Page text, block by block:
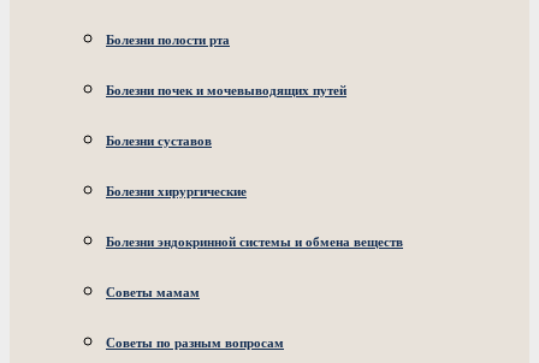
Болезни полости рта
Болезни почек и мочевыводящих путей
Болезни суставов
Болезни хирургические
Болезни эндокринной системы и обмена веществ
Советы мамам
Советы по разным вопросам